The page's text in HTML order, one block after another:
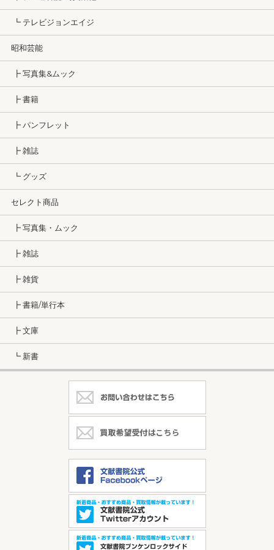
┗ テレビジョンエイジ
昭和芸能
┣ 写真集&ムック
┣ 書籍
┣ パンフレット
┣ 雑誌
┗ グッズ
セレクト商品
┣ 写真集・ムック
┣ 雑誌
┣ 雑貨
┣ 書籍/単行本
┣ 文庫
┗ 新書